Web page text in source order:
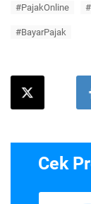
#PajakOnline
#BayarPajak
Cek